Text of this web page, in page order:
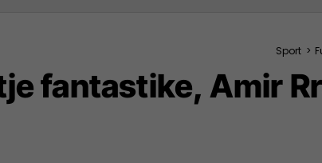
Sport >
fantastike, Amir